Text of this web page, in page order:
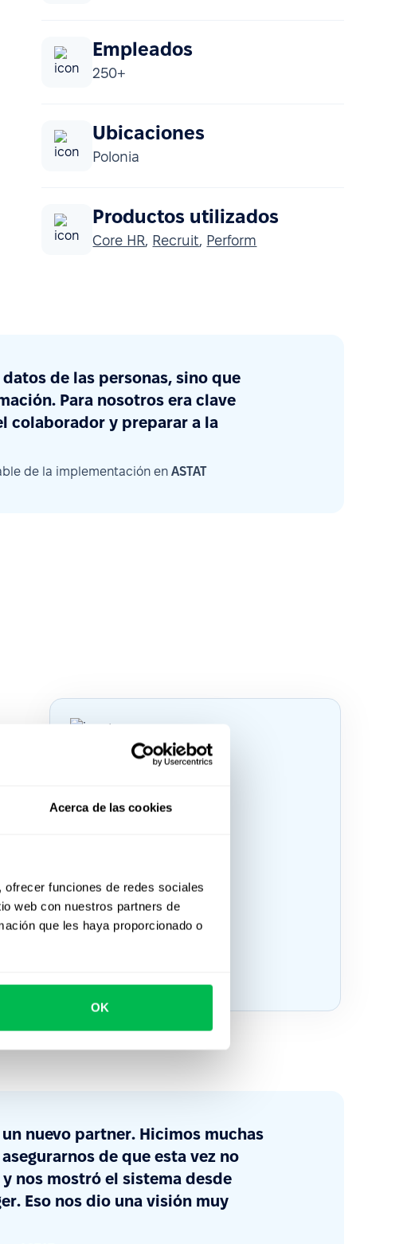
Acerca de las cookies
funciones de redes sociales
web con nuestros partners de
que les haya proporcionado o
OK
Empleados
250+
Ubicaciones
Polonia
Productos utilizados
Core HR, Recruit, Perform
de las personas, sino que
Para nosotros era clave
colaborador y preparar a la
de la implementación en ASTAT
nuevo partner. Hicimos muchas
de que esta vez no
nos mostró el sistema desde
Eso nos dio una visión muy